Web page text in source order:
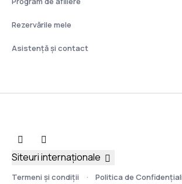
Rezervările mele
Asistenţă şi contact
Termeni şi condiţii Politica de
Siteuri internaționale